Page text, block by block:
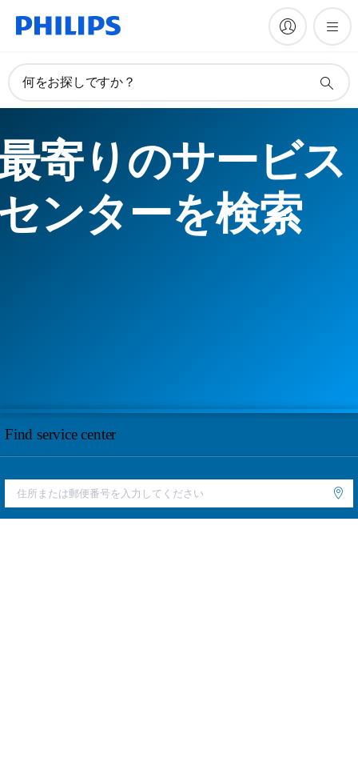
何をお探しですか？
寄りのサービス
ンターを検索
Find service center